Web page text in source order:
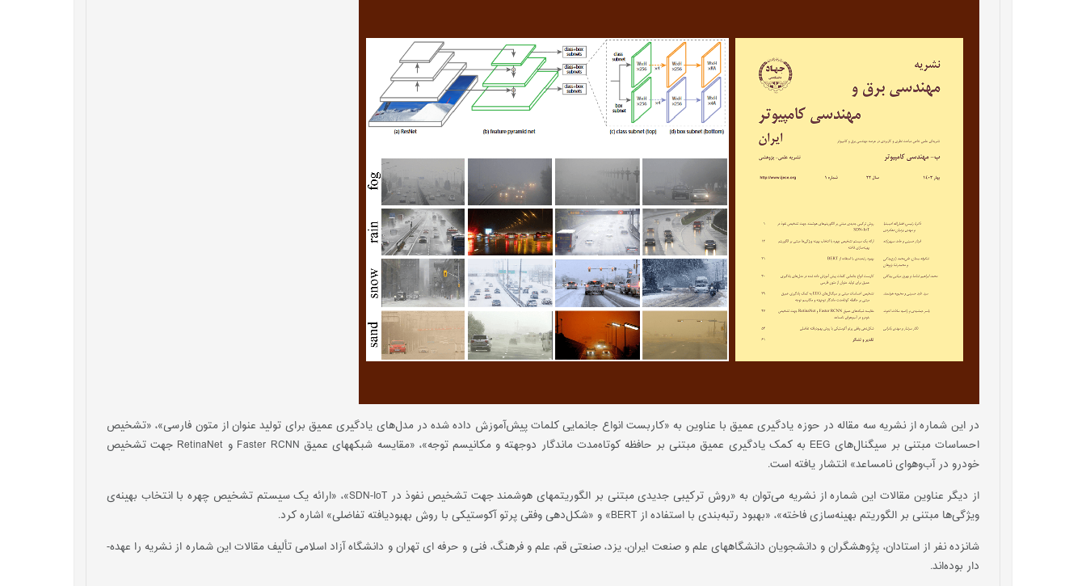
در این شماره از نشریه سه مقاله در حوزه یادگیری عمیق با عناوین به «کاربست انواع جانمایی کلمات پیش‌آموزش ‌داده ‌شده در مدل‌های یادگیری عمیق برای تولید عنوان از متون فارسی»، «تشخیص
احساسات مبتنی بر سیگنال‌های EEG به کمک یادگیری عمیق مبتنی بر حافظه کوتاه‌مدت ماندگار دوجهته و مکانیسم توجه»، «مقایسه شبکه‏های عمیق Faster RCNN و RetinaNet جهت تشخیص
خودرو در آب‌وهوای نامساعد» انتشار یافته است.
از دیگر عناوین مقالات این شماره از نشریه می‌توان به «روش ترکیبی جدیدی مبتنی بر الگوریتم­های هوشمند جهت تشخیص نفوذ در SDN-IoT»، «ارائه یک سیستم تشخیص چهره با انتخاب بهینه‌ی
ویژگی‌ها مبتنی بر الگوریتم بهینه‌سازی فاخته»، «بهبود رتبه‌بندی با استفاده از BERT»‌ و «شکل‌دهی وفقی پرتو آکوستیکی با روش بهبودیافته تفاضلی» اشاره کرد.
شانزده نفر از استادان، پژوهشگران و دانشجویان دانشگاه­های علم و صنعت ایران، یزد، صنعتی قم، علم و فرهنگ، فنی و حرفه ای تهران و دانشگاه­ آزاد اسلامی تألیف مقالات این شماره از نشریه را عهده­
دار بوده‌اند.